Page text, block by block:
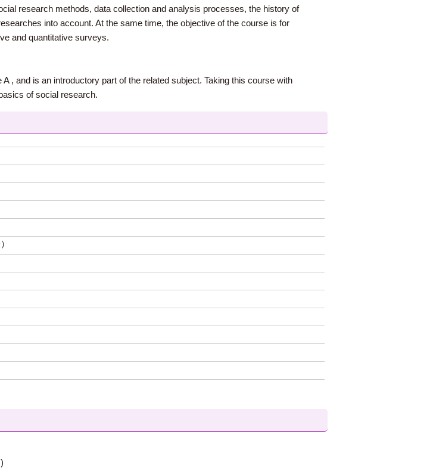
research methods, data collection and analysis processes, the history of
into account. At the same time, the objective of the course is for
and quantitative surveys.
, and is an introductory part of the related subject. Taking this course with
of social research.